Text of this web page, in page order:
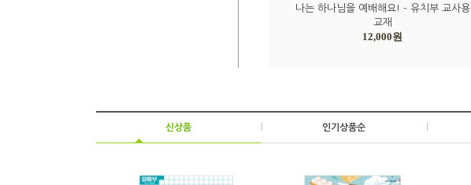
나는 하나님을 예배해요! - 유치부 교사용
교재
12,000원
신상품 인기상품순